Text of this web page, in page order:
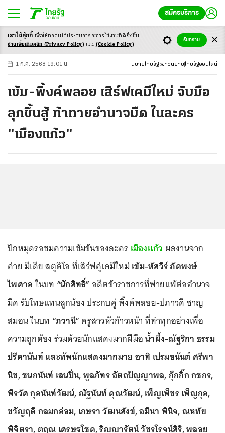
สมัครบริการ
-ก ก ก+
1 ก.ค. 2568 19:01 น. นิยายไทยรัฐ ข่าวนิยาย ไทยรัฐออนไลน์
เข้ม-พิ้งค์พลอย เสิร์ฟเคมีใหม่ จับมือ
ลุกขึ้นสู้ ท้าทายอำนาจมืด ในละคร
"เมืองแก้ว"
ปักหมุดรอชมความเข้มข้นของละคร เมืองแก้ว ผลงานจาก
ค่าย มีเดีย สตูดิโอ ที่เสิร์ฟคู่เคมีใหม่ เข้ม-หัสวีร์ ภัคพงษ์
ไพศาลในบท “นักสิทธิ์” อดีตข้าราชการที่พ่ายแพ้ต่ออำนาจ
มืด รับโทษแทนลูกน้อง ประกบคู่ พิ้งค์พลอย-ปภาวดี ชาญ
สมอน ในบท “ภวานี” ครูสาวหัวก้าวหน้า ที่ทำทุกอย่างเพื่อ
ความถูกต้อง ร่วมด้วยนักแสดงมากฝีมือน้ำผึ้ง-ณัฐริกา ธรรม
ปรีดานันท์ และทัพนักแสดงมากมาย อาทิ เปรมอนันต์ ศรีพา
นิช, ชนกนันท์ เสนปิ่น, พูลภัทร อัตถปัญญาพล, กุ๊กกิ๊ก กชกร,
พีรวัศ กุลนันท์วัฒน์, ณัฐนันท์ คุณวัฒน์, เพ็ญเพ็ชร เพ็ญกุล,
ขวัญฤดี กลมกล่อม, เกษรา วัฒนสังข์, อมีนา พินิจ, ณหทัย
พิจิตรา, ตฤณ เศรษฐโชค, ริญญารัตน์ วัชรโรจน์สิริ, พลอย
เราใช้คุ้กกี้ เพื่อให้ทุกคนได้ประสบการณ์การใช้งานที่ดียิ่งขึ้น
อ่านเพิ่มเติมคลิก (Privacy Policy) และ (Cookie Policy)
รับทราบ